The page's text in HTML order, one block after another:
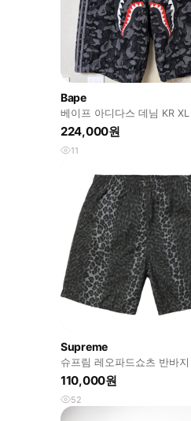
Bape
베이프 아디다스 데님 KR XL
224,000원
11
Supreme
슈프림 레오파드쇼츠 반바지
110,000원
52